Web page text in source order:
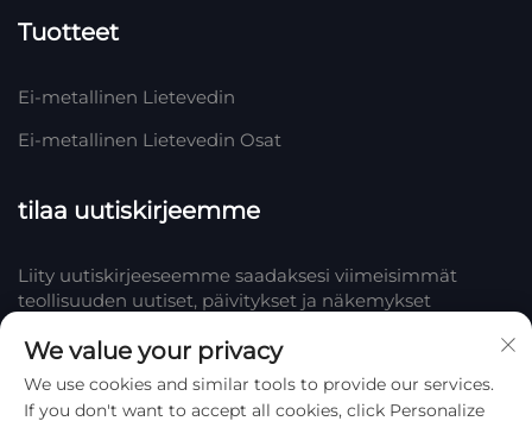
Tuotteet
Ei-metallinen Lietevedin
Ei-metallinen Lietevedin Osat
tilaa uutiskirjeemme
Liity uutiskirjeeseemme saadaksesi viimeisimmät
teollisuuden uutiset, päivitykset ja näkemykset
Tilaa
We value your privacy
We use cookies and similar tools to provide our services.
If you don't want to accept all cookies, click Personalize